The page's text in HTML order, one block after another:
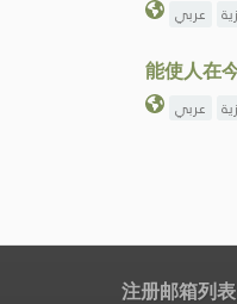
عربي
能使人在
عربي
注册邮箱列表